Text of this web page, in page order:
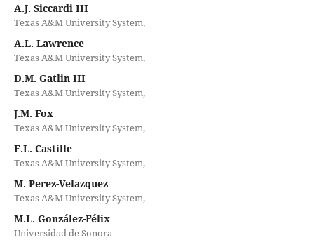
A.J. Siccardi III
Texas A&M University System,
A.L. Lawrence
Texas A&M University System,
D.M. Gatlin III
Texas A&M University System,
J.M. Fox
Texas A&M University System,
F.L. Castille
Texas A&M University System,
M. Perez-Velazquez
Texas A&M University System,
M.L. González-Félix
Universidad de Sonora